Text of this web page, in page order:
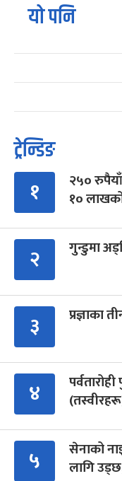
यो पनि
ट्रेन्डिङ
१
२५०
१०
२ गुन्डुमा
३ प्रज्ञाका
४
५
सेनाको
लागि